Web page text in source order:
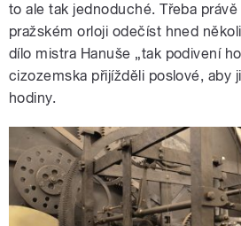
to ale tak jednoduché. Třeba
pražském orloji odečíst hned
dílo mistra Hanuše „tak podivení
cizozemska přijížděli poslové, aby
hodiny.